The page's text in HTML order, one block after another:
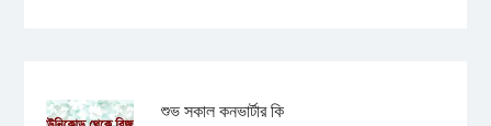
শুভ সকাল কনভার্টার কি